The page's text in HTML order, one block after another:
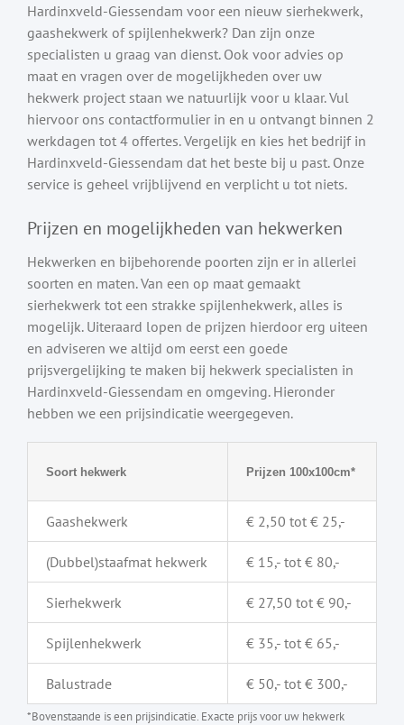
Hardinxveld-Giessendam voor een nieuw sierhekwerk,
gaashekwerk of spijlenhekwerk? Dan zijn onze
specialisten u graag van dienst. Ook voor advies op
maat en vragen over de mogelijkheden over uw
hekwerk project staan we natuurlijk voor u klaar. Vul
hiervoor ons contactformulier in en u ontvangt binnen 2
werkdagen tot 4 offertes. Vergelijk en kies het bedrijf in
Hardinxveld-Giessendam dat het beste bij u past. Onze
service is geheel vrijblijvend en verplicht u tot niets.
Prijzen en mogelijkheden van hekwerken
Hekwerken en bijbehorende poorten zijn er in allerlei
soorten en maten. Van een op maat gemaakt
sierhekwerk tot een strakke spijlenhekwerk, alles is
mogelijk. Uiteraard lopen de prijzen hierdoor erg uiteen
en adviseren we altijd om eerst een goede
prijsvergelijking te maken bij hekwerk specialisten in
Hardinxveld-Giessendam en omgeving. Hieronder
hebben we een prijsindicatie weergegeven.
Soort hekwerk Prijzen 100x100cm*
Gaashekwerk € 2,50 tot € 25,-
(Dubbel)staafmat hekwerk € 15,- tot € 80,-
Sierhekwerk € 27,50 tot € 90,-
Spijlenhekwerk € 35,- tot € 65,-
Balustrade € 50,- tot € 300,-
*Bovenstaande is een prijsindicatie. Exacte prijs voor uw hekwerk